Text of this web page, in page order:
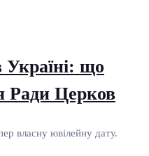
Україні: що
Ради Церков
власну ювілейну дату.